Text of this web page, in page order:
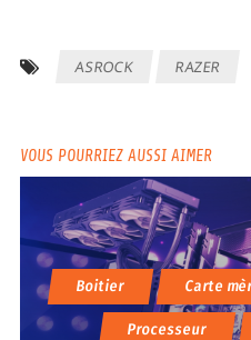
ASROCK RAZER
VOUS POURRIEZ AUSSI AIMER
Boitier Carte
Processeur